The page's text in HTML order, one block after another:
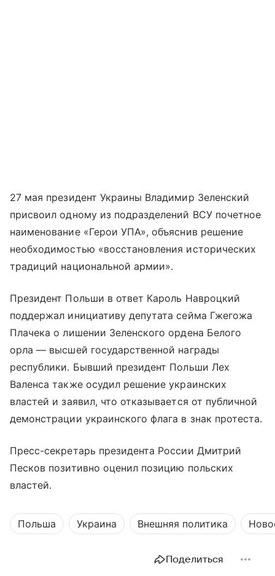
27 мая президент Украины Владимир Зеленский
присвоил одному из подразделений ВСУ почетное
наименование «Герои УПА», объяснив решение
необходимостью «восстановления исторических
традиций национальной армии».
Президент Польши в ответ Кароль Навроцкий
поддержал инициативу депутата сейма Гжегожа
Плачека о лишении Зеленского ордена Белого
орла — высшей государственной награды
республики. Бывший президент Польши Лех
Валенса также осудил решение украинских
властей и заявил, что отказывается от публичной
демонстрации украинского флага в знак протеста.
Пресс-секретарь президента России Дмитрий
Песков позитивно оценил позицию польских
властей.
Польша Украина Внешняя политика
Поделиться